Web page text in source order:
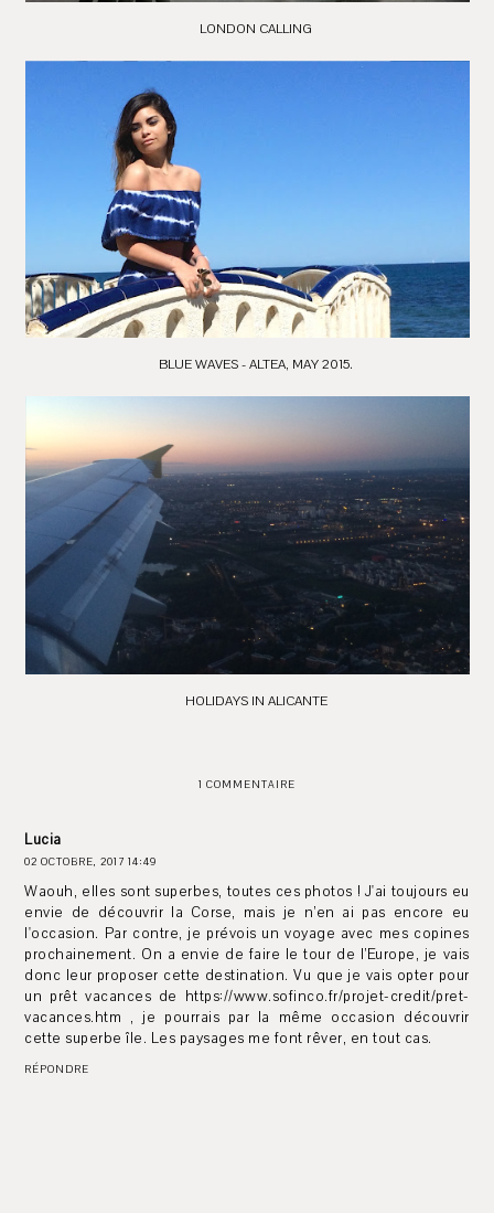
LONDON CALLING
BLUE WAVES - ALTEA, MAY 2015.
HOLIDAYS IN ALICANTE
1 COMMENTAIRE
Lucia
02 OCTOBRE, 2017 14:49
Waouh, elles sont superbes, toutes ces photos ! J'ai toujours eu
envie de découvrir la Corse, mais je n’en ai pas encore eu
l'occasion. Par contre, je prévois un voyage avec mes copines
prochainement. On a envie de faire le tour de l’Europe, je vais
donc leur proposer cette destination. Vu que je vais opter pour
un prêt vacances de https://www.sofinco.fr/projet-credit/pret-
vacances.htm , je pourrais par la même occasion découvrir
cette superbe île. Les paysages me font rêver, en tout cas.
RÉPONDRE